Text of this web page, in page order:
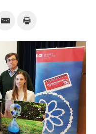
ENGLISH